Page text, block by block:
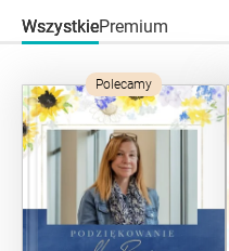
WszystkiePremium
Polecamy